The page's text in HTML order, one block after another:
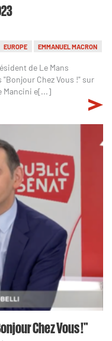
EUROPE EMMANUEL MACRON
de Le Mans
Chez Vous !" sur
Mancini e[...]
Chez Vous !"